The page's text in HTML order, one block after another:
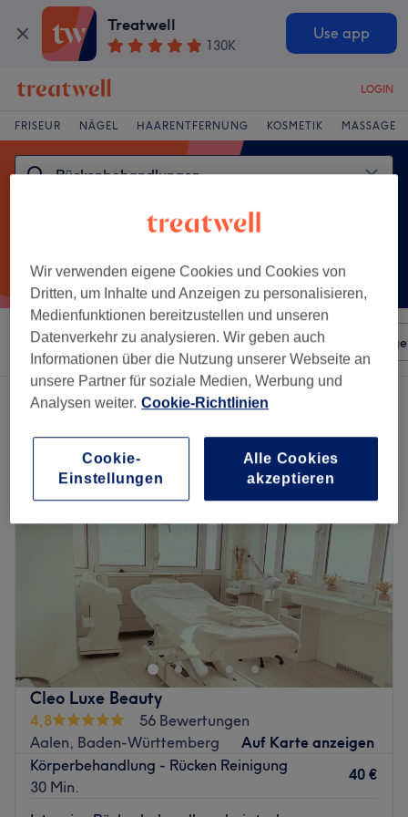
Treatwell
130K
Use app
LOGIN
FRISEUR NÄGEL HAARENTFERNUNG KOSMETIK MASSAGE
Sortieren nach Beliebiger Preis Salons
Ein Salon, der anbietet:
rückenbehandlungen in Aalen, Baden-Württemberg
Cleo Luxe Beauty
4,8
56 Bewertungen
Aalen, Baden-Württemberg
Auf Karte anzeigen
Körperbehandlung - Rücken Reinigung
30 Min.
40 €
Wir verwenden eigene Cookies und Cookies von
Dritten, um Inhalte und Anzeigen zu personalisieren,
Medienfunktionen bereitzustellen und unseren
Datenverkehr zu analysieren. Wir geben auch
Informationen über die Nutzung unserer Webseite an
unsere Partner für soziale Medien, Werbung und
Analysen weiter. Cookie-Richtlinien
Cookie-
Einstellungen
Alle Cookies
akzeptieren